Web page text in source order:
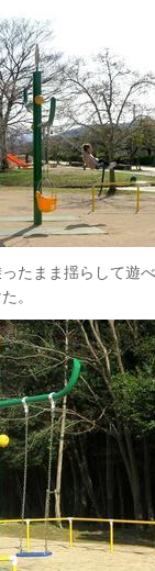
たまま揺らして遊べ
。